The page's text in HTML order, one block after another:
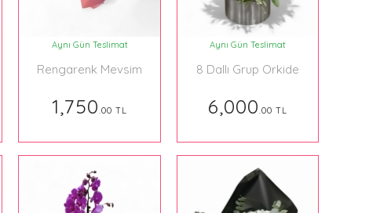
Aynı Gün Teslimat
Rengarenk Mevsim
1,750.00 TL
Aynı Gün Teslimat
8 Dallı Grup Orkide
6,000.00 TL